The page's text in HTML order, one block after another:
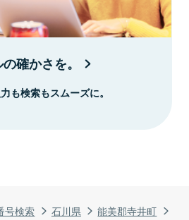
号検索 石川県
能美郡寺井町
確かさを。
も検索もスムーズに。